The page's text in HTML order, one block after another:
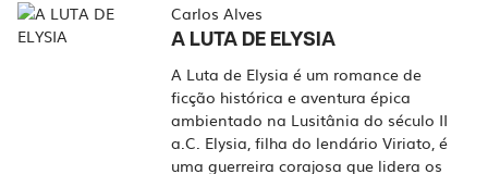
Carlos Alves
A LUTA DE ELYSIA
A Luta de Elysia é um romance de
ficção histórica e aventura épica
ambientado na Lusitânia do século II
a.C. Elysia, filha do lendário Viriato, é
uma guerreira corajosa que lidera os